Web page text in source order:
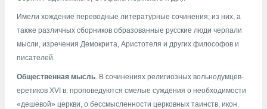
Имели хождение переводные литературные сочинения; из них, а
также различных сборников образованные русские люди черпали
мысли, изречения Демокрита, Аристотеля и других философов и
писателей.
Общественная мысль . В сочинениях религиозных вольнодумцев-
еретиков XVI в. проповедуются смелые суждения о необходимости
«дешевой» церкви, о бессмысленности церковных таинств, икон.